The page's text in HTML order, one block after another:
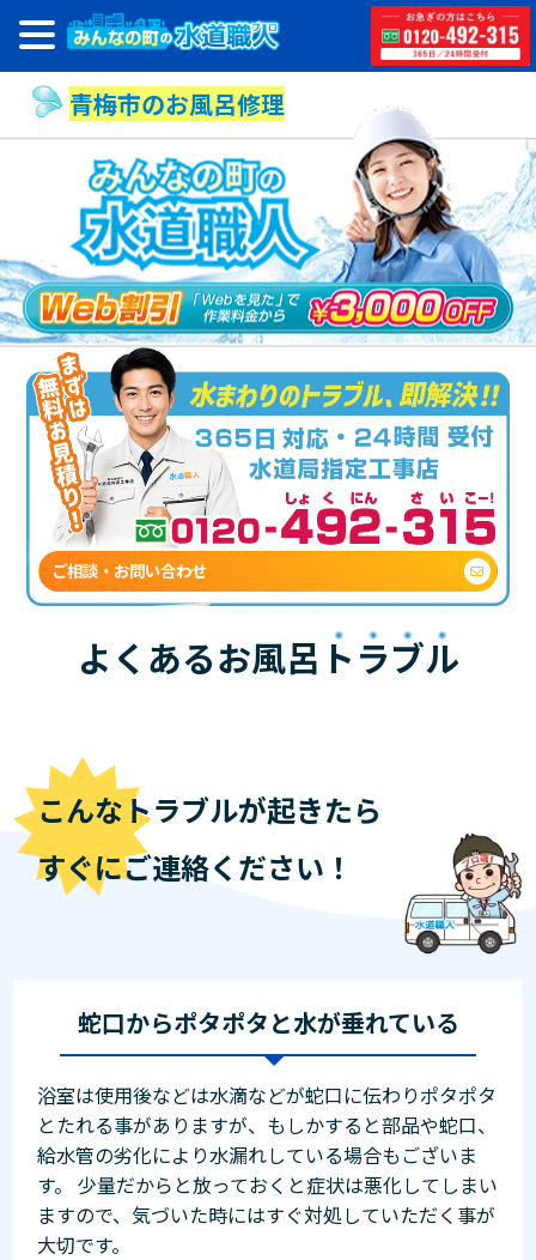
青梅市のお風呂修理
ご相談・お問い合わせ
よくあるお風呂 トラブル
こんなトラブルが起きたら
すぐにご連絡ください！
蛇口からポタポタと水が垂れている
浴室は使用後などは水滴などが蛇口に伝わりポタポタ
とたれる事がありますが、もしかすると部品や蛇口、
給水管の劣化により水漏れしている場合もございま
す。 少量だからと放っておくと症状は悪化してしまい
ますので、気づいた時にはすぐ対処していただく事が
大切です。